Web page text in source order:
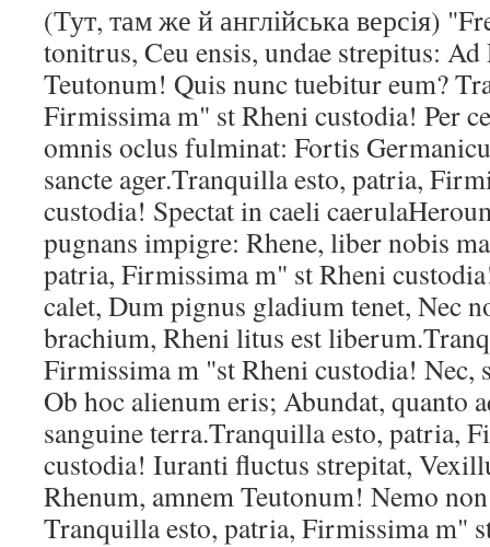
(Тут, там же й англійська версія)
tonitrus, Ceu ensis, undae strepitus:
Teutonum! Quis nunc tuebitur eum?
Firmissima m" st Rheni custodia! Per
omnis oclus fulminat: Fortis
sancte ager.Tranquilla esto, patria,
custodia! Spectat in caeli
pugnans impigre: Rhene, liber nobis
patria, Firmissima m" st Rheni
calet, Dum pignus gladium tenet, Nec
brachium, Rheni litus est
Firmissima m "st Rheni custodia! Nec,
Ob hoc alienum eris; Abundat, quanto
sanguine terra.Tranquilla esto, patria,
custodia! Iuranti fluctus strepitat,
Rhenum, amnem Teutonum! Nemo
Tranquilla esto, patria, Firmissima m"